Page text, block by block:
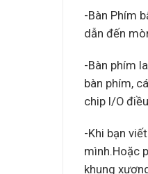
-Bàn Phím
dẫn đến
-Bàn phím
bàn phím,
chip I/O
-Khi bạn
mình.Hoặc
khung